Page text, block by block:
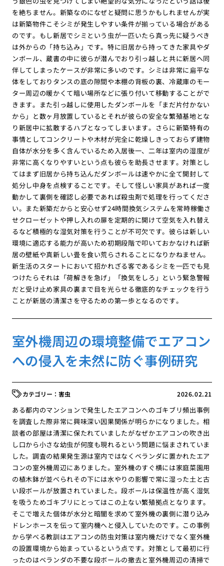
を絶ちません。新築なのになぜと疑問に思うかもしれませんが実
は新築物件こそシミが発生しやすい条件が揃っている場合がある
のです。もし新居でシミという虫が一匹いたら真っ先に疑うべき
は外からの「持ち込み」です。特に旧居から持ってきた家具やダ
ンボール、蔵書の中に彼らが潜んでおり引っ越しと共に新居へ同
伴してしまったケースが非常に多いのです。シミは非常に扁平な
体をしておりタンスの底の隙間や本棚の背板の裏、冷蔵庫のモー
ター周辺の暖かくて暗い場所などに張り付いて移動することがで
きます。また引っ越しに使用したダンボールを「まだ片付かない
から」と数ヶ月放置しているとそれが彼らの安全な繁殖基地とな
り新居中に拡散するハブとなってしまいます。さらに新築特有の
事情としてコンクリートや木材が完全に乾燥しきっておらず建物
自体が水分を多く含んでいるため入居後一、二年は室内の湿度が
非常に高くなりやすいという点も彼らを助長させます。対策とし
てはまず旧居から持ち込んだダンボールは速やかに全て開封して
処分し中身を点検することです。そして怪しい家具があれば一度
動かして裏側を確認し必要であれば殺虫剤で処理を行ってくださ
い。また新築だからと安心せず24時間換気システムを常時稼働さ
せクローゼットや押し入れの扉を定期的に開けて空気を入れ替え
るなど積極的な湿気対策を行うことが不可欠です。彼らは新しい
環境に適応する能力が高いため初期段階で叩いておかなければ新
居の壁紙や真新しい畳を食い荒らされることになりかねません。
新生活のスタートにおいて招かれざる客であるシミを一匹でも見
つけたらそれは「荷解きを急げ」「換気をしろ」という緊急警報
だと受け止め家具の裏まで目を光らせる徹底的なチェックを行う
ことが新居の清潔さを守るための第一歩となるのです。
室外機周辺の環境整備でエアコン
への侵入を未然に防ぐ事例研究
2026.02.21
害虫
ある都内のマンションで発生したエアコンへのゴキブリ頻出事例
を調査した際非常に興味深い因果関係が明らかになりました。相
談者の部屋は清潔に保たれていましたがなぜかエアコンの吹き出
し口から小さな幼虫が何度も現れるという問題に悩まされていま
した。調査の結果発生源は室内ではなくベランダに置かれたエア
コンの室外機周辺にありました。室外機のすぐ横には家庭菜園用
の植木鉢が並べられその下には水やりの影響で常に湿った土と古
い段ボールが放置されていました。段ボールは保温性が高く湿気
を吸うためゴキブリにとってはこの上ない繁殖拠点となります。
そこで増えた個体が水分と暗闇を求めて室外機の裏側に潜り込み
ドレンホースを伝って室内機へと侵入していたのです。この事例
から学べる教訓はエアコンの防虫対策は室内機だけでなく室外機
の設置環境から始まっているという点です。対策として最初に行
ったのはベランダの不要な段ボールの撤去と室外機周辺の清掃で